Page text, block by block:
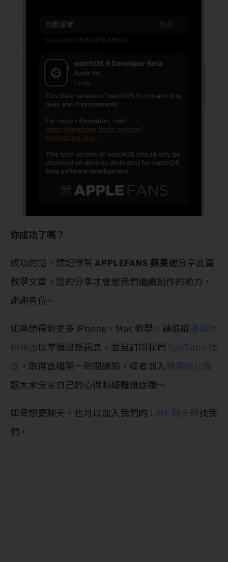
你成功了嗎？
成功的話，請記得幫 APPLEFANS 蘋果迷分享此篇
教學文章，您的分享才會是我們繼續創作的動力，
謝謝各位~
如果想得到更多 iPhone、Mac 教學，請追蹤蘋果迷
粉絲團以掌握最新訊息，並且訂閱我們 YouTube 頻
道 ，取得直播第一時間通知，或者加入蘋果迷社團
跟大家分享自己的心得和疑難雜症哦～
如果想要聊天，也可以加入我們的 LINE 聊天群找我
們。